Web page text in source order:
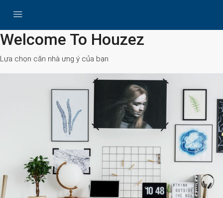
Search
Welcome To Houzez
Lựa chọn căn nhà ưng ý của bạn